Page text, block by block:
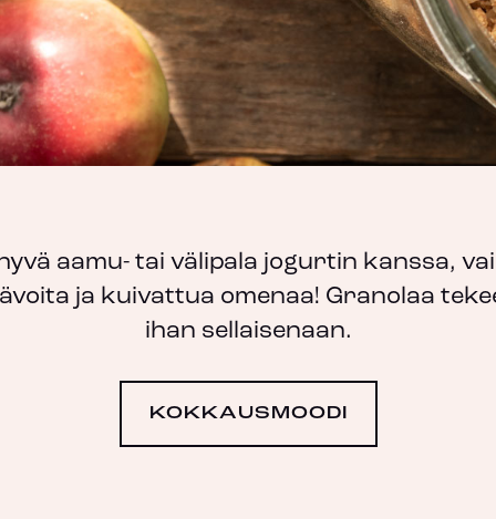
aamu- tai välipala jogurtin kanssa,
ja kuivattua omenaa! Granolaa
ihan sellaisenaan.
KOKKAUSMOODI